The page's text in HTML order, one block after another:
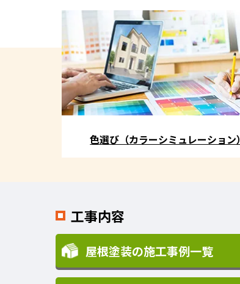
色選び（カラーシミュレーション）
工事内容
屋根塗装の施工事例一覧